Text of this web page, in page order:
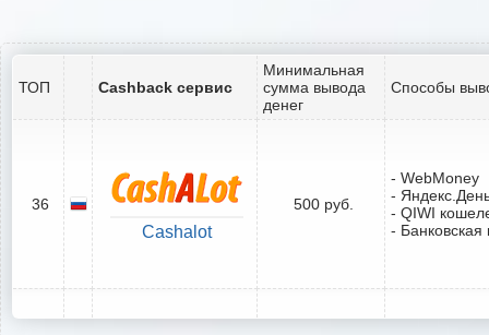
ТОП Cashback сервис
Минимальная
сумма вывода
денег
Способы
36
Cashalot
500 руб.
- WebMoney
-
- QIWI
- Банковская